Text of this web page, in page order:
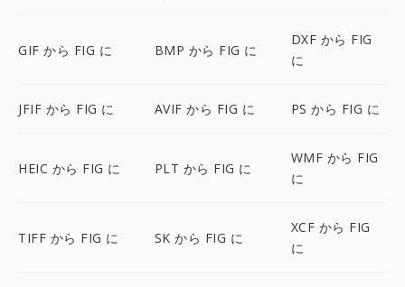
GIF から FIG に BMP から FIG に
DXF から FIG
に
JFIF から FIG に AVIF から FIG に PS から FIG に
HEIC から FIG に PLT から FIG に
WMF から FIG
に
TIFF から FIG に SK から FIG に
XCF から FIG
に